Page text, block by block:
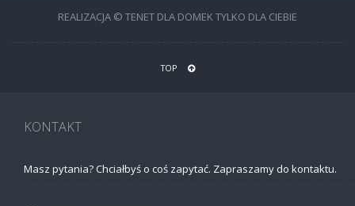
REALIZACJA © TENET DLA DOMEK TYLKO DLA CIEBIE
TOP
KONTAKT
Masz pytania? Chciałbyś o coś zapytać. Zapraszamy do kontaktu.